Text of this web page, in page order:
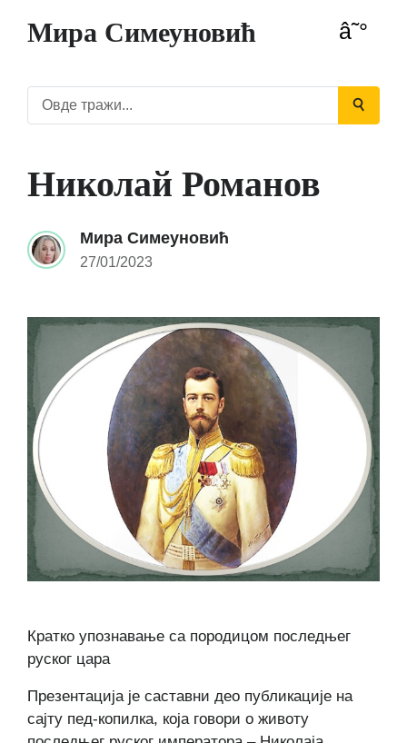
Мира Симеуновић
Николай Романов
Мира Симеуновић
27/01/2023
Кратко упознавање са породицом последњег
руског цара
Презентација је саставни део публикације на
сајту пед-копилка, која говори о животу